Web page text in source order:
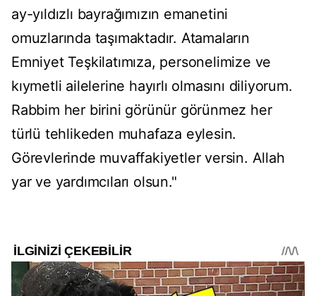
ay-yıldızlı bayrağımızın emanetini
omuzlarında taşımaktadır. Atamaların
Emniyet Teşkilatımıza, personelimize ve
kıymetli ailelerine hayırlı olmasını diliyorum.
Rabbim her birini görünür görünmez her
türlü tehlikeden muhafaza eylesin.
Görevlerinde muvaffakiyetler versin. Allah
yar ve yardımcıları olsun."